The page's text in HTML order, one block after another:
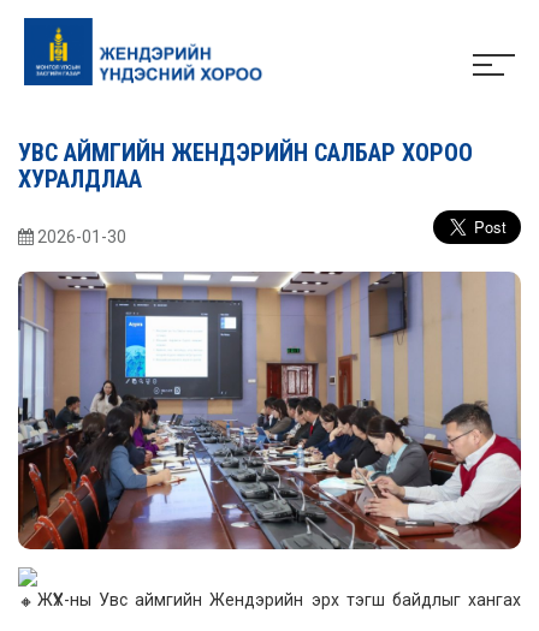
УВС АЙМГИЙН ЖЕНДЭРИЙН САЛБАР ХОРОО
ХУРАЛДЛАА
2026-01-30
ЖҮХ-ны Увс аймгийн Жендэрийн эрх тэгш байдлыг хангах